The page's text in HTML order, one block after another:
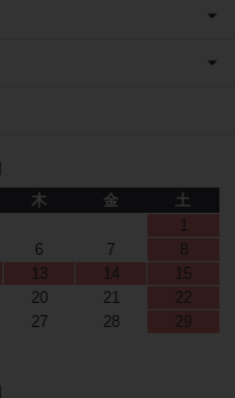
木 金
土
1
6 7
8
13 14
15
20 21
22
27 28
29